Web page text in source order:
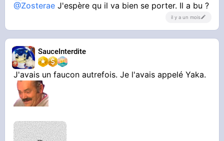
@Zosterae J'espère qu il va bien se porter. Il a bu ?
il y a un mois
SauceInterdite
J'avais un faucon autrefois. Je l'avais appelé Yaka.